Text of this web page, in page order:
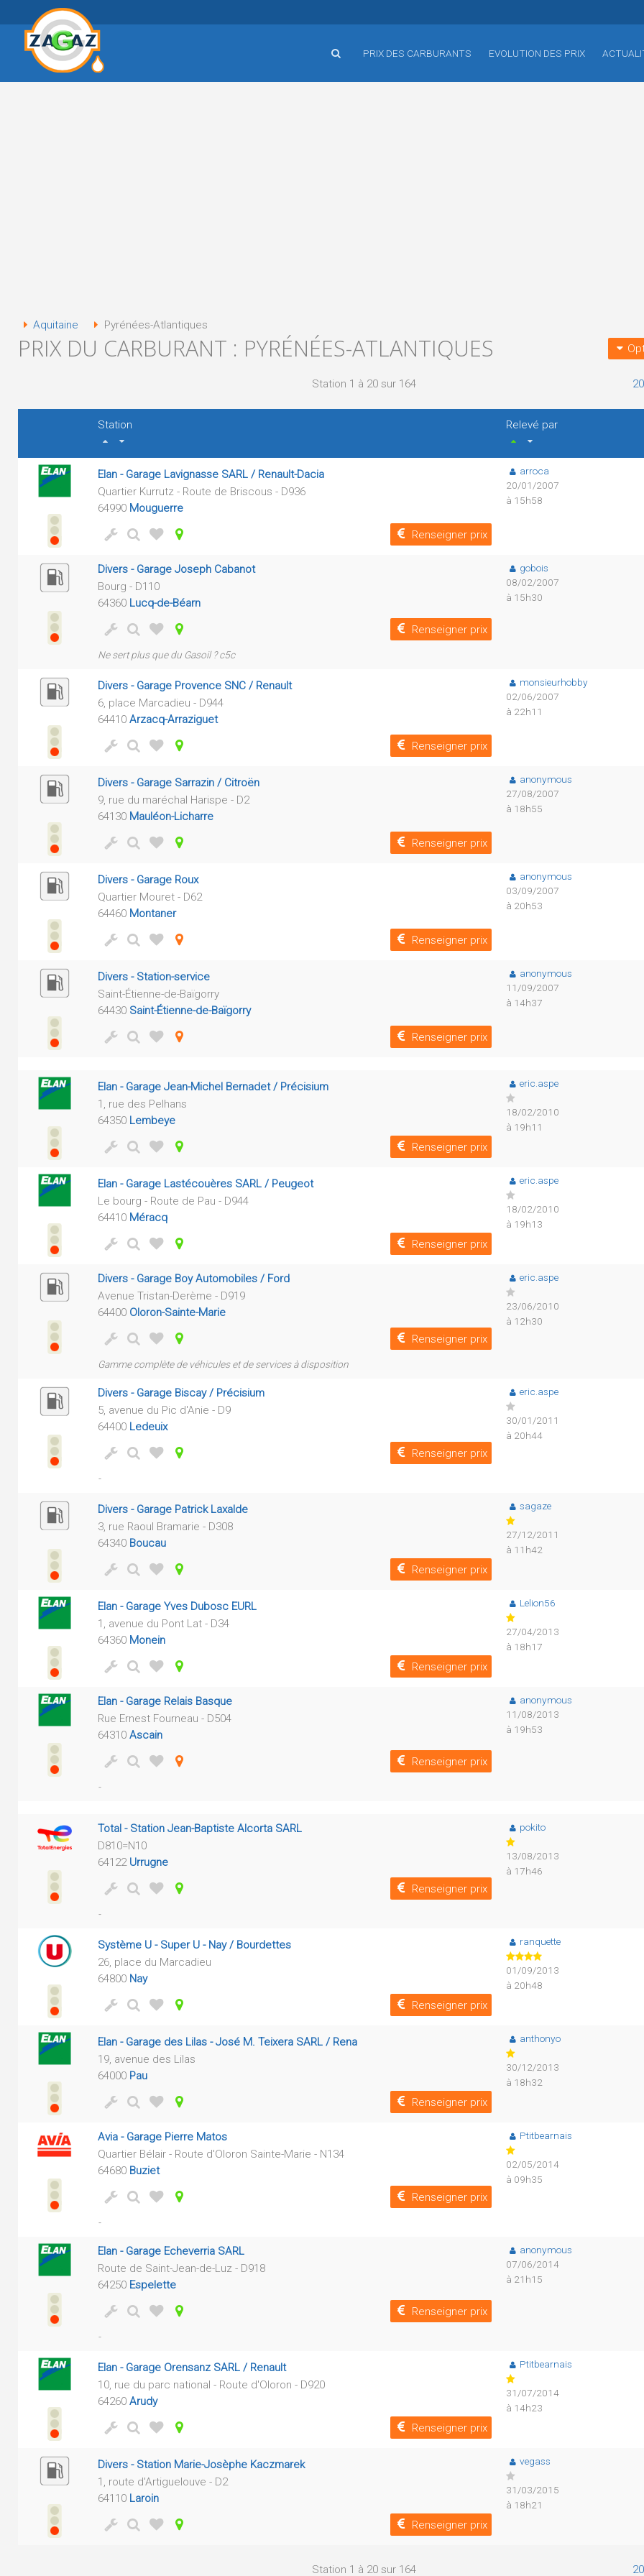
PRIX DES CARBURANTS EVOLUTION DES PRIX
Aquitaine Pyrénées-Atlantiques
PRIX DU CARBURANT : PYRÉNÉES-ATLANTIQUES
Station 1 à 20 sur 164
Station
Relevé par
Elan - Garage Lavignasse SARL / Renault-Dacia
Quartier Kurrutz - Route de Briscous - D936
64990 Mouguerre
Renseigner prix
arroca
20/01/2007
à 15h58
Divers - Garage Joseph Cabanot
Bourg - D110
64360 Lucq-de-Béarn
Renseigner prix
Ne sert plus que du Gasoil ? c5c
gobois
08/02/2007
à 15h30
Divers - Garage Provence SNC / Renault
6, place Marcadieu - D944
64410 Arzacq-Arraziguet
Renseigner prix
monsieurhobby
02/06/2007
à 22h11
Divers - Garage Sarrazin / Citroën
9, rue du maréchal Harispe - D2
64130 Mauléon-Licharre
Renseigner prix
anonymous
27/08/2007
à 18h55
Divers - Garage Roux
Quartier Mouret - D62
64460 Montaner
Renseigner prix
anonymous
03/09/2007
à 20h53
Divers - Station-service
Saint-Étienne-de-Baïgorry
64430 Saint-Étienne-de-Baïgorry
Renseigner prix
anonymous
11/09/2007
à 14h37
Elan - Garage Jean-Michel Bernadet / Précisium
1, rue des Pelhans
64350 Lembeye
Renseigner prix
eric.aspe
18/02/2010
à 19h11
Elan - Garage Lastécouères SARL / Peugeot
Le bourg - Route de Pau - D944
64410 Méracq
Renseigner prix
eric.aspe
18/02/2010
à 19h13
Divers - Garage Boy Automobiles / Ford
Avenue Tristan-Derème - D919
64400 Oloron-Sainte-Marie
Renseigner prix
Gamme complète de véhicules et de services à disposition
eric.aspe
23/06/2010
à 12h30
Divers - Garage Biscay / Précisium
5, avenue du Pic d'Anie - D9
64400 Ledeuix
Renseigner prix
-
eric.aspe
30/01/2011
à 20h44
Divers - Garage Patrick Laxalde
3, rue Raoul Bramarie - D308
64340 Boucau
Renseigner prix
sagaze
27/12/2011
à 11h42
Elan - Garage Yves Dubosc EURL
1, avenue du Pont Lat - D34
64360 Monein
Renseigner prix
Lelion56
27/04/2013
à 18h17
Elan - Garage Relais Basque
Rue Ernest Fourneau - D504
64310 Ascain
Renseigner prix
-
anonymous
11/08/2013
à 19h53
Total - Station Jean-Baptiste Alcorta SARL
D810=N10
64122 Urrugne
Renseigner prix
-
pokito
13/08/2013
à 17h46
Système U - Super U - Nay / Bourdettes
26, place du Marcadieu
64800 Nay
Renseigner prix
ranquette
01/09/2013
à 20h48
Elan - Garage des Lilas - José M. Teixera SARL / Rena
19, avenue des Lilas
64000 Pau
Renseigner prix
anthonyo
30/12/2013
à 18h32
Avia - Garage Pierre Matos
Quartier Bélair - Route d'Oloron Sainte-Marie - N134
64680 Buziet
Renseigner prix
-
Ptitbearnais
02/05/2014
à 09h35
Elan - Garage Echeverria SARL
Route de Saint-Jean-de-Luz - D918
64250 Espelette
Renseigner prix
-
anonymous
07/06/2014
à 21h15
Elan - Garage Orensanz SARL / Renault
10, rue du parc national - Route d'Oloron - D920
64260 Arudy
Renseigner prix
Ptitbearnais
31/07/2014
à 14h23
Divers - Station Marie-Josèphe Kaczmarek
1, route d'Artiguelouve - D2
64110 Laroin
Renseigner prix
vegass
31/03/2015
à 18h21
Station 1 à 20 sur 164